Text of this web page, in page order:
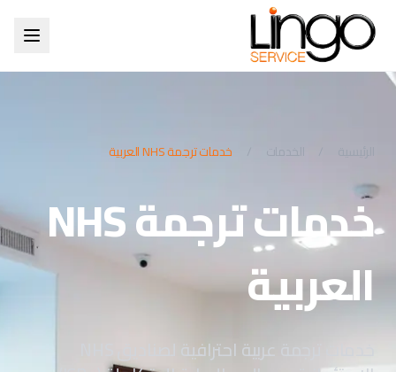
خدمات ترجمة NHS العربية
خدمات ترجمة NHS
العربية